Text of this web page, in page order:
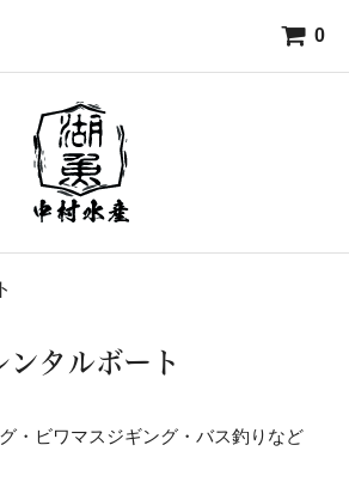
0
ンタルボート
・ビワマスジギング・バス釣りなど